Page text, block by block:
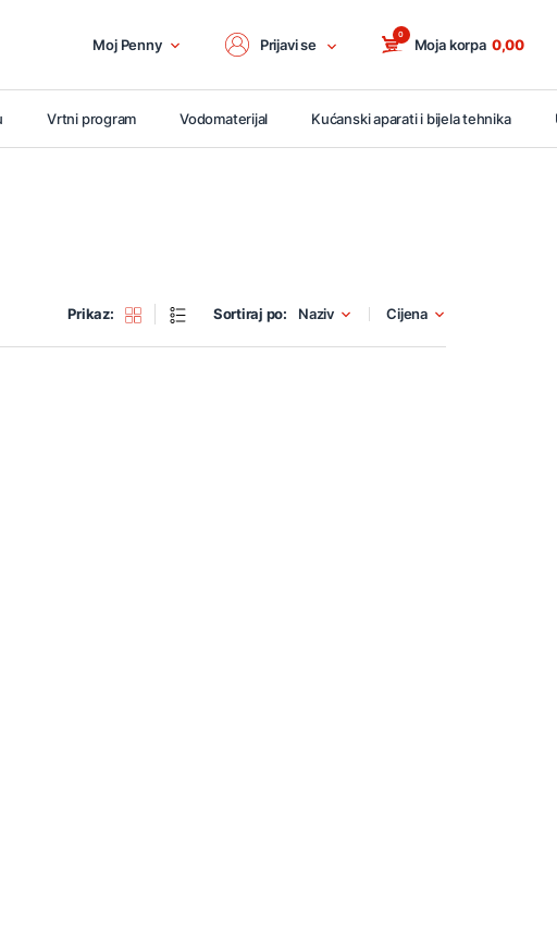
Moj Penny Prijavi se Moja korpa
0
0,00
Vrtni program Vodomaterijal Kućanski aparati i bijela tehnika
Prikaz: Sortiraj po: Naziv Cijena